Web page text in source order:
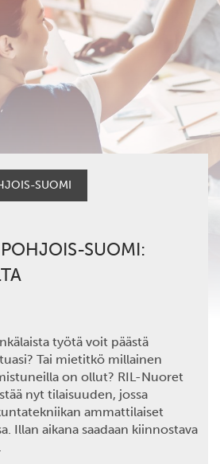
SUOMI
SUOMI:
työtä voit päästä
Tai mietitkö millainen
on ollut? RIL-Nuoret
nyt tilaisuuden, jossa
ammattilaiset
Illan aikana saadaan kiinnostava